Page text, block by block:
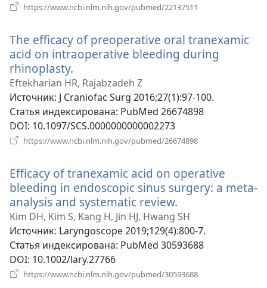
https://www.ncbi.nlm.nih.gov/pubmed/22137511
окне)
The efficacy of preoperative oral tranexamic
acid on intraoperative bleeding during
rhinoplasty.
в
новом
окне)
Eftekharian HR, Rajabzadeh Z
Источник‎: J Craniofac Surg 2016;27(1):97-100.
Статья индексирована‎: PubMed 26674898
DOI‎: 10.1097/SCS.0000000000002273
https://www.ncbi.nlm.nih.gov/pubmed/26674898
окне)
Efficacy of tranexamic acid on operative
bleeding in endoscopic sinus surgery: a meta-
analysis and systematic review.
в
новом
окне)
Kim DH, Kim S, Kang H, Jin HJ, Hwang SH
Источник‎: Laryngoscope 2019;129(4):800-7.
Статья индексирована‎: PubMed 30593688
DOI‎: 10.1002/lary.27766
https://www.ncbi.nlm.nih.gov/pubmed/30593688